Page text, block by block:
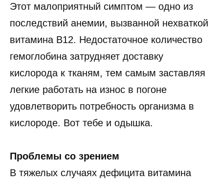
Этот малоприятный симптом — одно из
последствий анемии, вызванной нехваткой
витамина B12. Недостаточное количество
гемоглобина затрудняет доставку
кислорода к тканям, тем самым заставляя
легкие работать на износ в погоне
удовлетворить потребность организма в
кислороде. Вот тебе и одышка.
Проблемы со зрением
В тяжелых случаях дефицита витамина